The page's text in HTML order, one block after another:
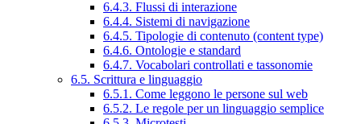
6.4.3. Flussi di interazione
6.4.4. Sistemi di navigazione
6.4.5. Tipologie di contenuto (content type)
6.4.6. Ontologie e standard
6.4.7. Vocabolari controllati e tassonomie
6.5. Scrittura e linguaggio
6.5.1. Come leggono le persone sul web
6.5.2. Le regole per un linguaggio semplice